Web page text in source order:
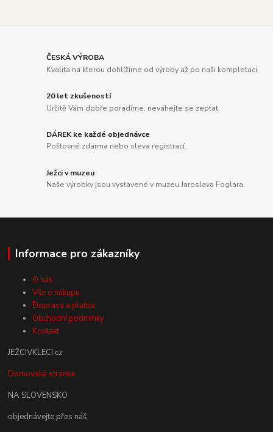
ČESKÁ VÝROBA
Kvalita na kterou dohlížíme od výroby až po naši kompletaci.
20 let zkušeností
Určitě Vám dobře poradíme, neváhejte se zeptat.
DÁREK ke každé objednávce
Poštovné zdarma nebo sleva registrací.
Ježci v muzeu
Naše výrobky jsou vystavené v muzeu Jaroslava Foglara.
Informace pro zákazníky
O nás
Vše o nákupu
Doprava a platba
Obchodní podmínky
Kontakt
JEŽCIVKLECI.cz
Domovská stránka
NA SLOVENSKO
objednávejte přes náš